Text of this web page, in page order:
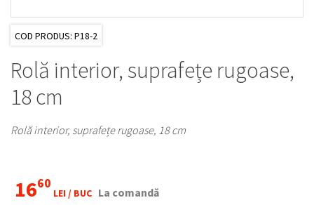
COD PRODUS: P18-2
Rolă interior, suprafețe rugoase,
18 cm
Rolă interior, suprafețe rugoase, 18 cm
1660
LEI / BUC La comandă